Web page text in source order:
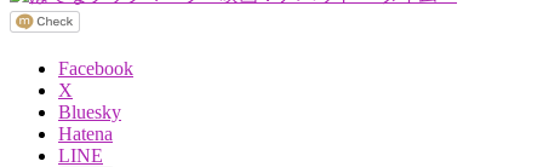
Facebook
X
Bluesky
Hatena
LINE